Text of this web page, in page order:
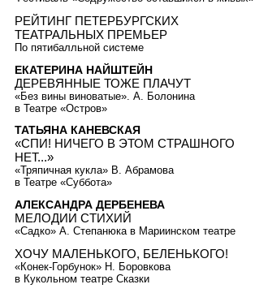
РЕЙТИНГ ПЕТЕРБУРГСКИХ
ТЕАТРАЛЬНЫХ ПРЕМЬЕР
По пятибалльной системе
ЕКАТЕРИНА НАЙШТЕЙН
ДЕРЕВЯННЫЕ ТОЖЕ ПЛАЧУТ
«Без вины виноватые». А. Болонина
в Театре «Остров»
ТАТЬЯНА КАНЕВСКАЯ
«СПИ! НИЧЕГО В ЭТОМ СТРАШНОГО
НЕТ...»
«Тряпичная кукла» В. Абрамова
в Театре «Суббота»
АЛЕКСАНДРА ДЕРБЕНЕВА
МЕЛОДИИ СТИХИЙ
«Садко» А. Степанюка в Мариинском театре
ХОЧУ МАЛЕНЬКОГО, БЕЛЕНЬКОГО!
«Конек-Горбунок» Н. Боровкова
в Кукольном театре Сказки